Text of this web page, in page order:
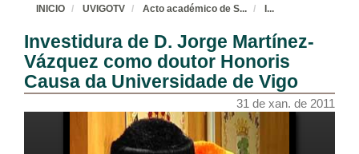
INICIO UVIGOTV Acto académico de S... ...
Investidura de D. Jorge Martínez-
Vázquez como doutor Honoris
Causa da Universidade de Vigo
31 de xan. de 2011